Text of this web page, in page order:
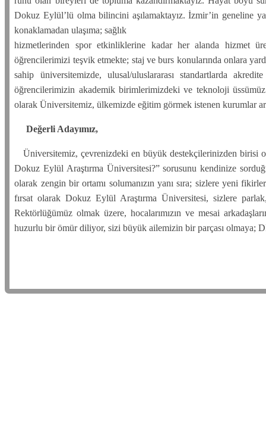
Dokuz Eylül’lü olma bilincini aşılamaktayız. İzmir’in geneline
konaklamadan ulaşıma; sağlık
hizmetlerinden spor etkinliklerine kadar her alanda hizmet
öğrencilerimizi teşvik etmekte; staj ve burs konularında onlara
sahip üniversitemizde, ulusal/uluslararası standartlarda
öğrencilerimizin akademik birimlerimizdeki ve teknoloji
olarak Üniversitemiz, ülkemizde eğitim görmek istenen kurumlar
Değerli Adayımız,
Üniversitemiz, çevrenizdeki en büyük destekçilerinizden birisi
Dokuz Eylül Araştırma Üniversitesi?” sorusunu kendinize
olarak zengin bir ortamı solumanızın yanı sıra; sizlere yeni
fırsat olarak Dokuz Eylül Araştırma Üniversitesi, sizlere
Rektörlüğümüz olmak üzere, hocalarımızın ve mesai
huzurlu bir ömür diliyor, sizi büyük ailemizin bir parçası olmaya;